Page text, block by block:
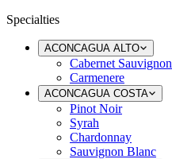
Specialties
ACONCAGUA ALTO
Cabernet Sauvignon
Carmenere
ACONCAGUA COSTA
Pinot Noir
Syrah
Chardonnay
Sauvignon Blanc